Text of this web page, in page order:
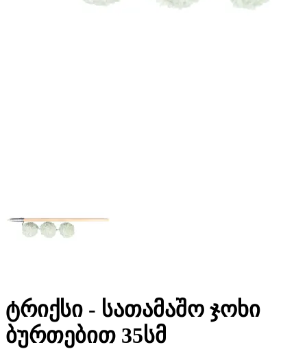
ტრიქსი - სათამაშო ჯოხი
ბურთებით 35სმ